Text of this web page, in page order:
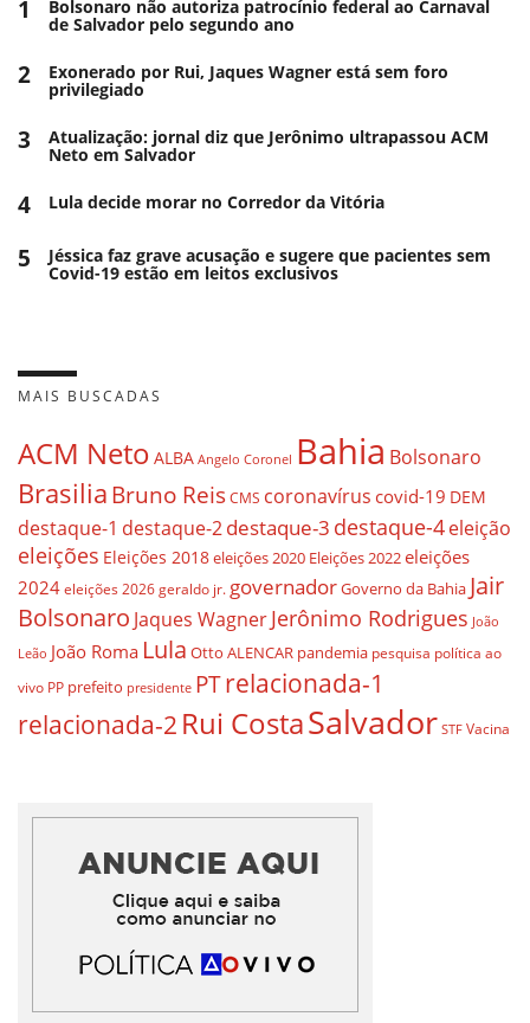
1 Bolsonaro não autoriza patrocínio federal ao Carnaval
de Salvador pelo segundo ano
2 Exonerado por Rui, Jaques Wagner está sem foro
privilegiado
3 Atualização: jornal diz que Jerônimo ultrapassou ACM
Neto em Salvador
4 Lula decide morar no Corredor da Vitória
5 Jéssica faz grave acusação e sugere que pacientes sem
Covid-19 estão em leitos exclusivos
MAIS BUSCADAS
ACM Neto ALBA Angelo Coronel Bahia Bolsonaro
BrasiliaBruno ReisCMS coronavírus covid-19 DEM
destaque-1 destaque-2destaque-3 destaque-4eleição
eleições Eleições 2018eleições 2020 Eleições 2022eleições
2024 eleições 2026 geraldo jr. governadorGoverno da Bahia Jair
Bolsonaro Jaques WagnerJerônimo Rodrigues João
Leão João Roma Lula Otto ALENCAR pandemia pesquisa política ao
vivo PP prefeito presidente PTrelacionada-1
relacionada-2 Rui CostaSalvador STF Vacina